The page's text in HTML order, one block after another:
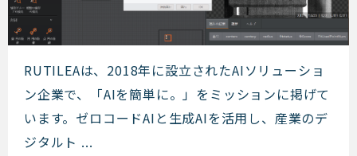
RUTILEA
RUTILEAは、2018年に設立されたAIソリューショ
ン企業で、「AIを簡単に。」をミッションに掲げて
います。ゼロコードAIと生成AIを活用し、産業のデ
ジタルト ...